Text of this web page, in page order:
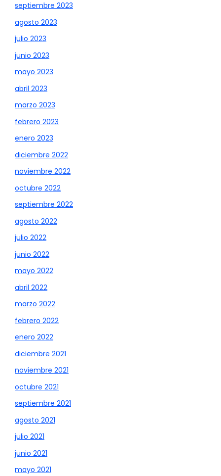
septiembre 2023
agosto 2023
julio 2023
junio 2023
mayo 2023
abril 2023
marzo 2023
febrero 2023
enero 2023
diciembre 2022
noviembre 2022
octubre 2022
septiembre 2022
agosto 2022
julio 2022
junio 2022
mayo 2022
abril 2022
marzo 2022
febrero 2022
enero 2022
diciembre 2021
noviembre 2021
octubre 2021
septiembre 2021
agosto 2021
julio 2021
junio 2021
mayo 2021